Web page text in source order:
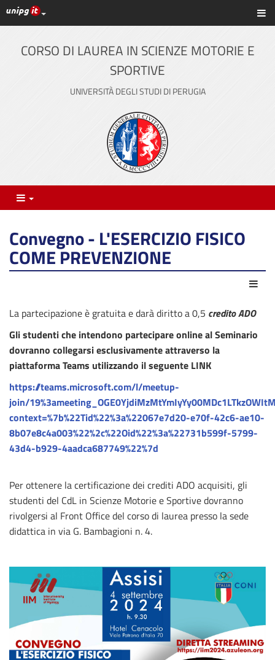
Vai
al
contenuto
principale
Link ai principali servizi web di Ateneo
CORSO DI LAUREA IN SCIENZE MOTORIE E
SPORTIVE
UNIVERSITÀ DEGLI STUDI DI PERUGIA
Menu
Convegno - L'ESERCIZIO FISICO
COME PREVENZIONE
La partecipazione è gratuita e darà diritto a 0,5 credito ADO
Gli studenti che intendono partecipare online al Seminario
dovranno collegarsi esclusivamente attraverso la
piattaforma Teams utilizzando il seguente LINK
https://teams.microsoft.com/l/meetup-
join/
context=%7b%22Tid%22%3a%22067e7d20-e70f-42c6-ae10-
8b07e8c4a003%22%2c%22Oid%22%3a%22731b599f-5799-
43d4-b929-4aadca687749%22%7d
Per ottenere la certificazione dei crediti ADO acquisiti, gli
studenti del CdL in Scienze Motorie e Sportive dovranno
rivolgersi al Front Office del corso di laurea presso la sede
didattica in via G. Bambagioni n. 4.